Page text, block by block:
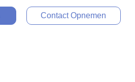
Contact Opnemen